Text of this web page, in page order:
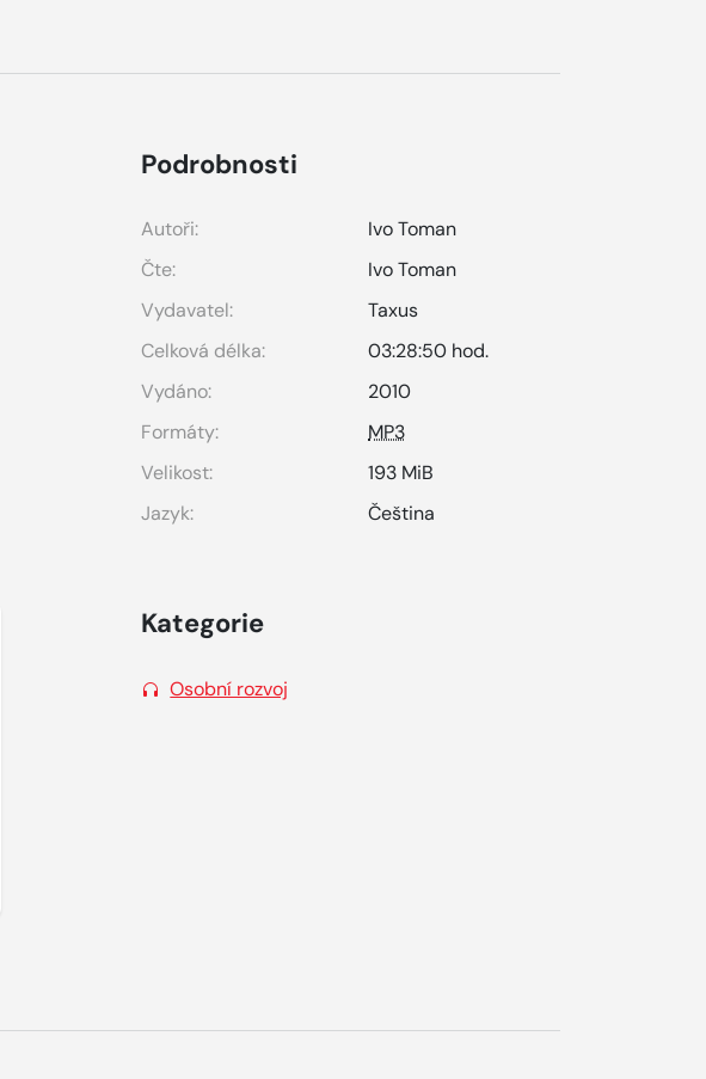
Podrobnosti
Autoři:
Ivo Toman
Čte:
Ivo Toman
Vydavatel:
Taxus
Celková délka:
03:28:50 hod.
Vydáno:
2010
Formáty:
MP3
Velikost:
193 MiB
Jazyk:
Čeština
Kategorie
Osobní rozvoj